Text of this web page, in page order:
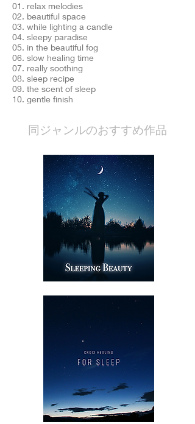
01. relax melodies
02. beautiful space
03. while lighting a candle
04. sleepy paradise
05. in the beautiful fog
06. slow healing time
07. really soothing
08. sleep recipe
09. the scent of sleep
10. gentle finish
​同ジャンルのおすすめ作品